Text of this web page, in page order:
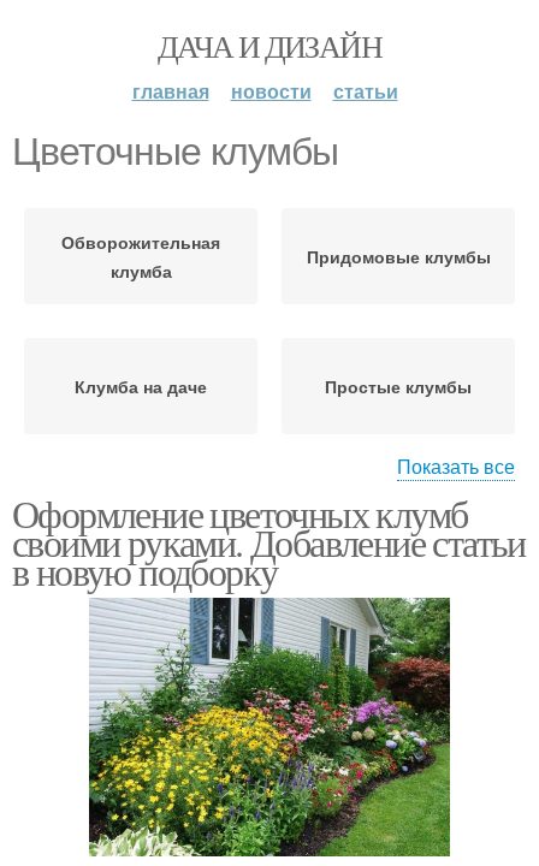
ДАЧА И ДИЗАЙН
главная новости статьи
Цветочные клумбы
Обворожительная
клумба
Придомовые клумбы
Клумба на даче Простые клумбы
Клумбы на даче Клумбы во дворе
Красивые клумбы Клумбы на участке
Цвета на клумбе
Клумбы из
многолетников
Показать все
Оформление цветочных клумб
своими руками. Добавление статьи
в новую подборку